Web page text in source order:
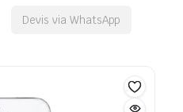
Devis via WhatsApp